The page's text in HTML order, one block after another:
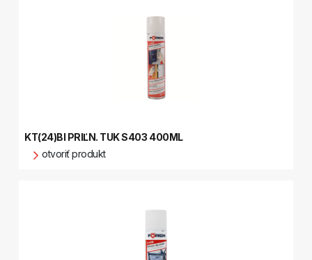
KT(24)BI PRIĽN. TUK S403 400ML
otvoriť produkt